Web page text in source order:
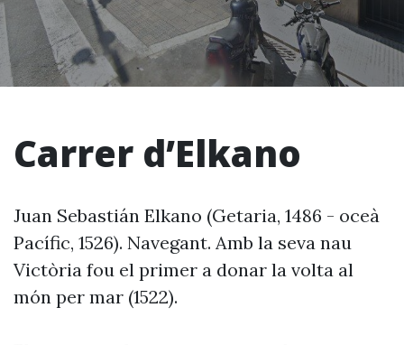
Carrer d’Elkano
Juan Sebastián Elkano (Getaria, 1486 - oceà
Pacífic, 1526). Navegant. Amb la seva nau
Victòria fou el primer a donar la volta al
món per mar (1522).